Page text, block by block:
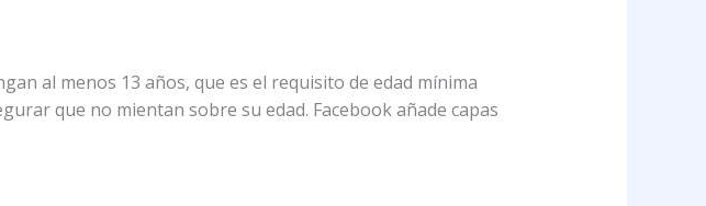
al menos 13 años, que es el requisito de edad mínima
que no mientan sobre su edad. Facebook añade capas